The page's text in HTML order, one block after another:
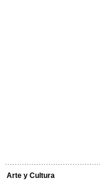
Arte y Cultura